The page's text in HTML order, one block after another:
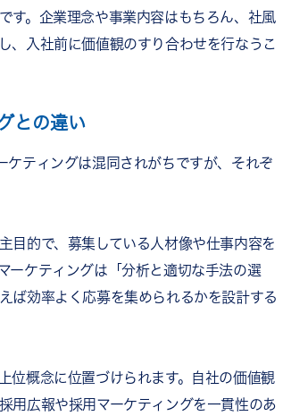
す。企業理念や事業内容はもちろん、社風
、入社前に価値観のすり合わせを行なうこ
との違い
ケティングは混同されがちですが、それぞ
目的で、募集している人材像や仕事内容を
ーケティングは「分析と適切な手法の選
ば効率よく応募を集められるかを設計する
位概念に位置づけられます。自社の価値観
用広報や採用マーケティングを一貫性のあ